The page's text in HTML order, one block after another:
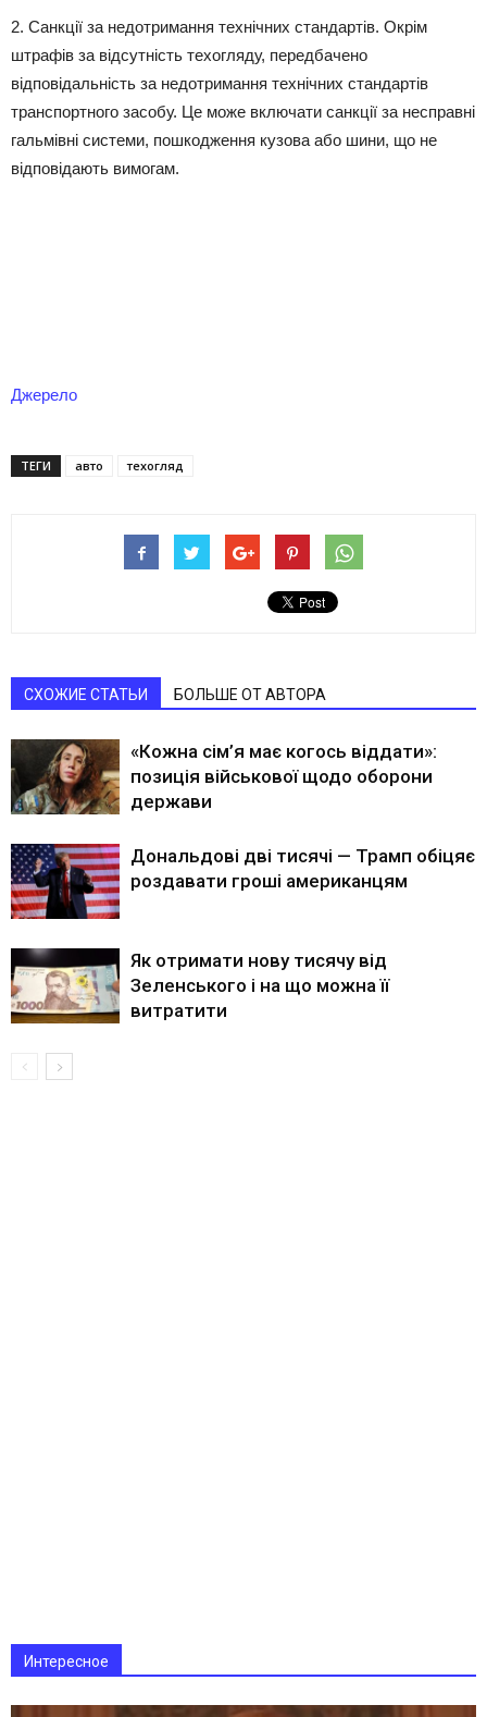
2. Санкції за недотримання технічних стандартів. Окрім
штрафів за відсутність техогляду, передбачено
відповідальність за недотримання технічних стандартів
транспортного засобу. Це може включати санкції за несправні
гальмівні системи, пошкодження кузова або шини, що не
відповідають вимогам.
Джерело
ТЕГИ авто техогляд
СХОЖИЕ СТАТЬИ БОЛЬШЕ ОТ АВТОРА
«Кожна сім’я має когось віддати»:
позиція військової щодо оборони
держави
Дональдові дві тисячі — Трамп обіцяє
роздавати гроші американцям
Як отримати нову тисячу від
Зеленського і на що можна її
витратити
Интересное